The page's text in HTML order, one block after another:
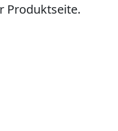
Produktseite.